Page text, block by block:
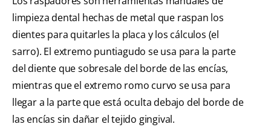
limpieza dental hechas de metal que raspan los
dientes para quitarles la placa y los cálculos (el
sarro). El extremo puntiagudo se usa para la parte
del diente que sobresale del borde de las encías,
mientras que el extremo romo curvo se usa para
llegar a la parte que está oculta debajo del borde de
las encías sin dañar el tejido gingival.